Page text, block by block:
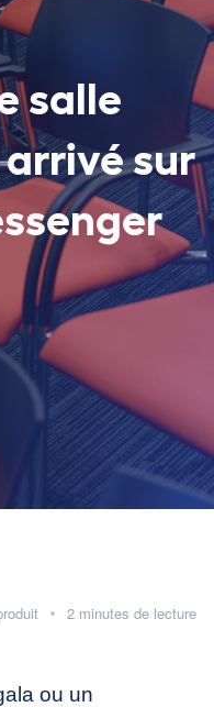
salle
sur
2 minutes de lecture
ou un